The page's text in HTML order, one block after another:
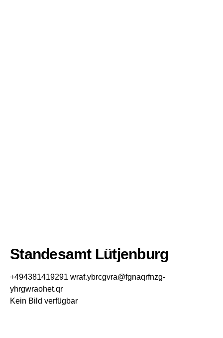
Standesamt Lütjenburg
+494381419291 wraf.ybrcgvra@fgnaqrfnzg-
yhrgwraohet.qr
Kein Bild verfügbar